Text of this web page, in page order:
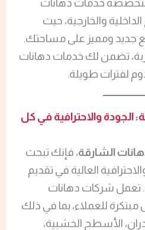
خدمات دهانات
والخارجية، حيث
جديد ومميز على مساحتك.
تضمن لك خدمات دهانات
لفترات طويلة.
الجودة والاحترافية في كل
الشارقة، فإنك تبحث
العالية في تقديم
تعمل شركات دهانات
للعملاء، بما في ذلك
الأسطح الخشبية،